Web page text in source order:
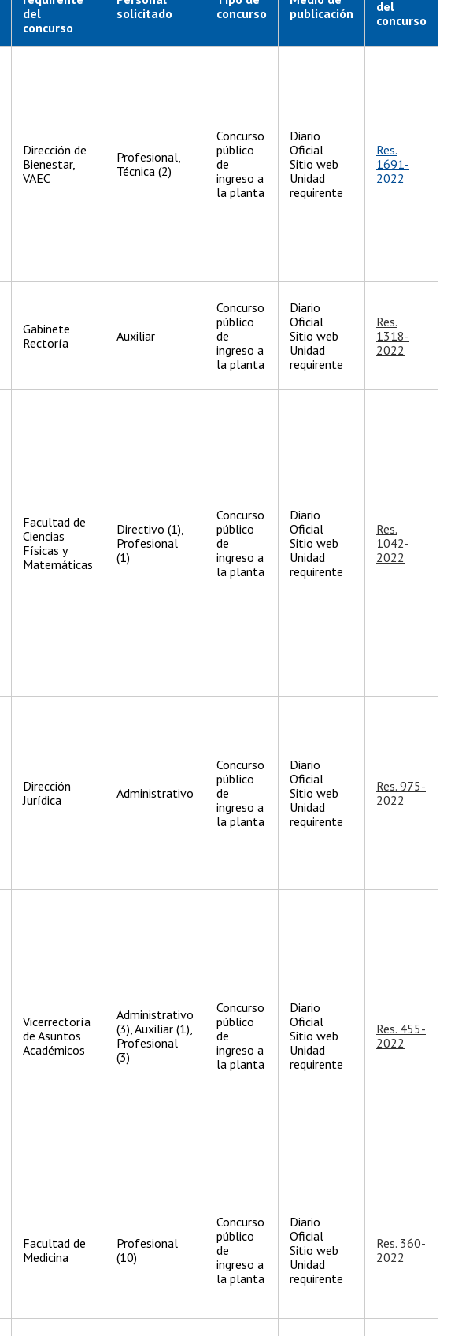
del
concurso
solicitado
concurso
publicación
del
concurso
Dirección de
Bienestar,
VAEC
Profesional,
Técnica (2)
Concurso
público
de
ingreso a
la planta
Diario
Oficial
Sitio web
Unidad
requirente
Res.
1691-
2022
Gabinete
Rectoría
Auxiliar
Concurso
público
de
ingreso a
la planta
Diario
Oficial
Sitio web
Unidad
requirente
Res.
1318-
2022
Facultad de
Ciencias
Físicas y
Matemáticas
Directivo (1),
Profesional
(1)
Concurso
público
de
ingreso a
la planta
Diario
Oficial
Sitio web
Unidad
requirente
Res.
1042-
2022
Dirección
Jurídica
Administrativo
Concurso
público
de
ingreso a
la planta
Diario
Oficial
Sitio web
Unidad
requirente
Res. 975-
2022
Vicerrectoría
de Asuntos
Académicos
Administrativo
(3), Auxiliar (1),
Profesional
(3)
Concurso
público
de
ingreso a
la planta
Diario
Oficial
Sitio web
Unidad
requirente
Res. 455-
2022
Facultad de
Medicina
Profesional
(10)
Concurso
público
de
ingreso a
la planta
Diario
Oficial
Sitio web
Unidad
requirente
Res. 360-
2022